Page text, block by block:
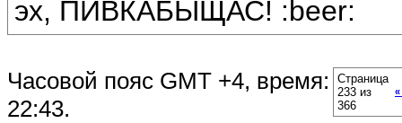
эх, ПИВКАБЫЩАС! :beer:
Часовой пояс GMT +4, время:
22:43.
Страница
233 из
366
«